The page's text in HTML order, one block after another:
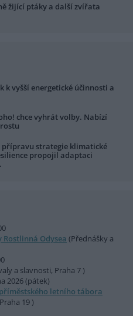
žijící ptáky a další zvířata
k vyšší energetické účinnosti a
chce vyhrát volby. Nabízí
přípravu strategie klimatické
propojil adaptaci
Odysea (Přednášky a
a slavnosti, Praha 7 )
2026 (pátek)
letního tábora
19 )